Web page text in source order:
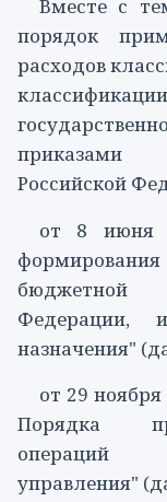
Вместе с
порядок
расходов
приказами
Российской
от 8
бюджетной
Федерации,
назначения"
от 29
Порядка
операций
управления"